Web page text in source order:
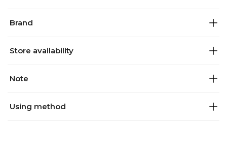
Brand
Store availability
Note
Using method